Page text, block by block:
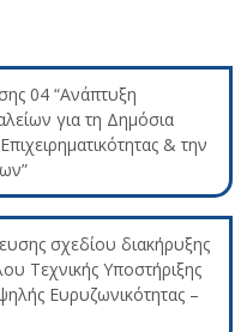
04 “Ανάπτυξη
για τη Δημόσια
& την
σχεδίου διακήρυξης
Τεχνικής Υποστήριξης
Ευρυζωνικότητας –